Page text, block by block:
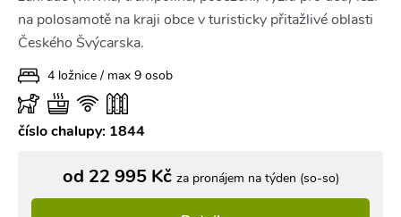
na polosamotě na kraji obce v turisticky přitažlivé oblasti
Českého Švýcarska.
4 ložnice / max 9 osob
číslo chalupy: 1844
od 22 995 Kč za pronájem na týden (so-so)